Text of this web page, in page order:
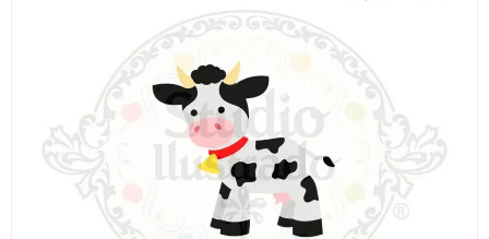
ser
escolhidas
página
do
produto